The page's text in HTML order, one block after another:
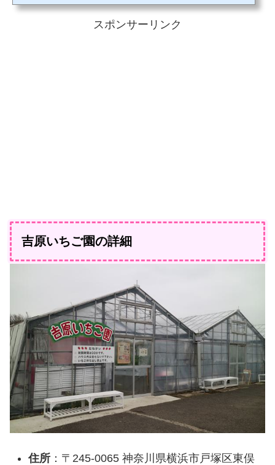
ます。それでは早速紹介してまいります。アイベリー（イ...
スポンサーリンク
吉原いちご園の詳細
住所：〒245-0065 神奈川県横浜市戸塚区東俣